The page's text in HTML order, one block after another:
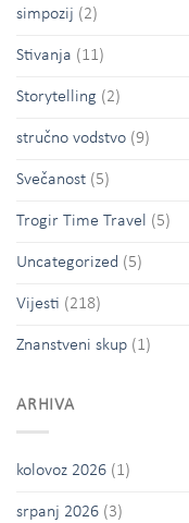
simpozij (2)
Stivanja (11)
Storytelling (2)
stručno vodstvo (9)
Svečanost (5)
Trogir Time Travel (5)
Uncategorized (5)
Vijesti (218)
Znanstveni skup (1)
ARHIVA
kolovoz 2026 (1)
srpanj 2026 (3)